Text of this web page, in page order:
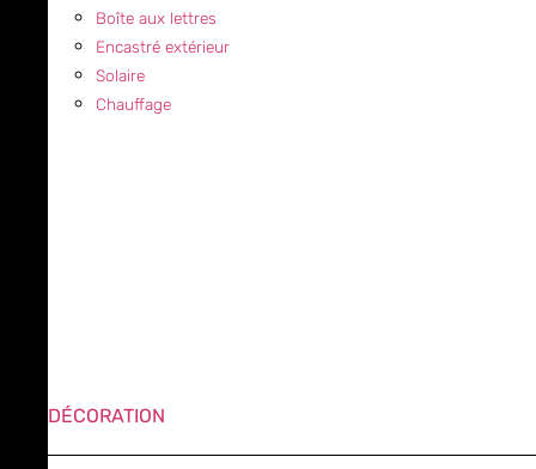
Boîte aux lettres
Encastré extérieur
Solaire
Chauffage
DÉCORATION